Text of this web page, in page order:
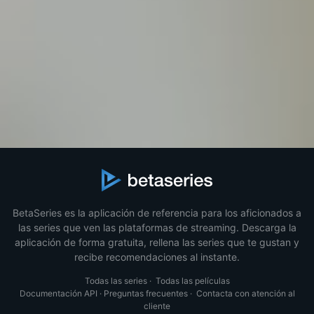
BetaSeries es la aplicación de referencia para los aficionados a
las series que ven las plataformas de streaming. Descarga la
aplicación de forma gratuita, rellena las series que te gustan y
recibe recomendaciones al instante.
Todas las series· Todas las películas
Documentación API · Preguntas frecuentes· Contacta con atención al
cliente